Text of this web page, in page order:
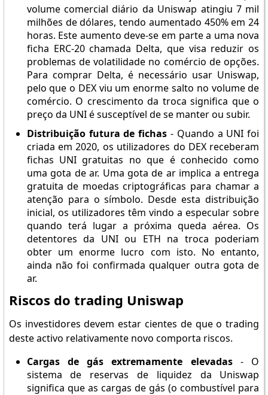
volume comercial diário da Uniswap atingiu 7 mil
milhões de dólares, tendo aumentado 450% em 24
horas. Este aumento deve-se em parte a uma nova
ficha ERC-20 chamada Delta, que visa reduzir os
problemas de volatilidade no comércio de opções.
Para comprar Delta, é necessário usar Uniswap,
pelo que o DEX viu um enorme salto no volume de
comércio. O crescimento da troca significa que o
preço da UNI é susceptível de se manter ou subir.
Distribuição futura de fichas - Quando a UNI foi
criada em 2020, os utilizadores do DEX receberam
fichas UNI gratuitas no que é conhecido como
uma gota de ar. Uma gota de ar implica a entrega
gratuita de moedas criptográficas para chamar a
atenção para o símbolo. Desde esta distribuição
inicial, os utilizadores têm vindo a especular sobre
quando terá lugar a próxima queda aérea. Os
detentores da UNI ou ETH na troca poderiam
obter um enorme lucro com isto. No entanto,
ainda não foi confirmada qualquer outra gota de
ar.
Riscos do trading Uniswap
Os investidores devem estar cientes de que o trading
deste activo relativamente novo comporta riscos.
Cargas de gás extremamente elevadas- O
sistema de reservas de liquidez da Uniswap
significa que as cargas de gás (o combustível para